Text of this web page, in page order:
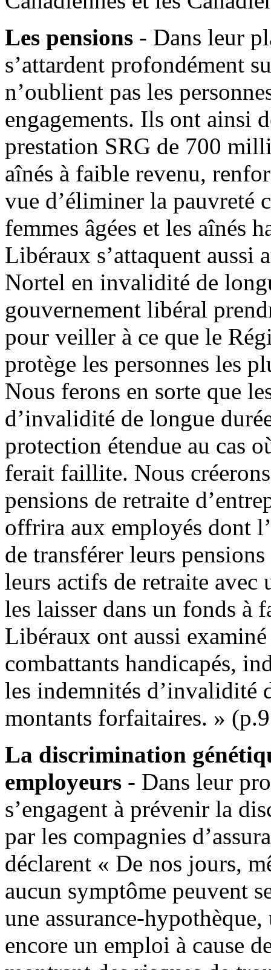
Les pensions - Dans leur
s’attardent profondément
n’oublient pas les
engagements. Ils ont ainsi
prestation SRG de 700
aînés à faible revenu,
vue d’éliminer la pauvreté
femmes âgées et les aînés
Libéraux s’attaquent aussi
Nortel en invalidité de
gouvernement libéral
pour veiller à ce que le
protège les personnes les
Nous ferons en sorte que
d’invalidité de longue
protection étendue au cas
ferait faillite. Nous
pensions de retraite
offrira aux employés dont
de transférer leurs
leurs actifs de retraite avec
les laisser dans un fonds à
Libéraux ont aussi
combattants handicapés,
les indemnités d’invalidité
montants forfaitaires. »
La discrimination
employeurs - Dans leur
s’engagent à prévenir la
par les compagnies
déclarent « De nos jours,
aucun symptôme peuvent
une assurance-
encore un emploi à cause